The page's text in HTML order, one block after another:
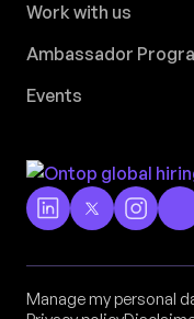
Work with us
Ambassador
Events
Manage my personal